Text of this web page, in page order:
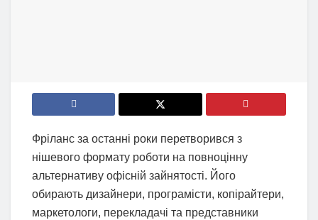
Фріланс за останні роки перетворився з
нішевого формату роботи на повноцінну
альтернативу офісній зайнятості. Його
обирають дизайнери, програмісти, копірайтери,
маркетологи, перекладачі та представники